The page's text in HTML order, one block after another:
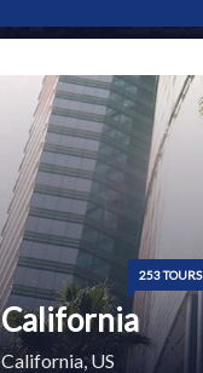
253 TOURS
California
California, US